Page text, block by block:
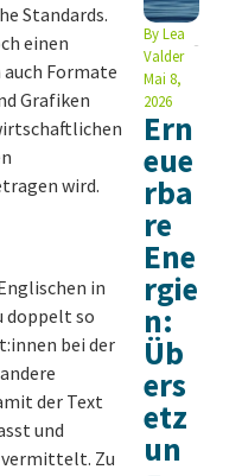
Standards.
einen
Formate
Grafiken
wird.
in
doppelt so
bei der
der Text
und
vermittelt. Zu
ByLea
Valder
Mai 8,
2026
Ern
eue
rba
re
Ene
rgie
n:
Üb
ers
etz
un